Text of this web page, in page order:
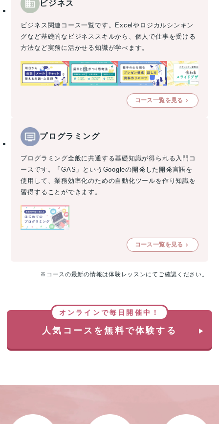
ビジネス
ビジネス関連コース一覧です。Excelやロジカルシンキン
グなど基礎的なビジネススキルから、個人で仕事を受ける
方法など実務に活かせる知識が学べます。
コース一覧を見る
プログラミング
プログラミング全般に共通する基礎知識が得られる入門コ
ースです。「GAS」というGoogleの開発した開発言語を
使用して、業務効率化のための自動化ツールを作り知識を
習得することができます。
コース一覧を見る
※コースの最新の情報は体験レッスンにてご確認ください。
オンラインで毎日開催中！
人気コースを無料で体験する